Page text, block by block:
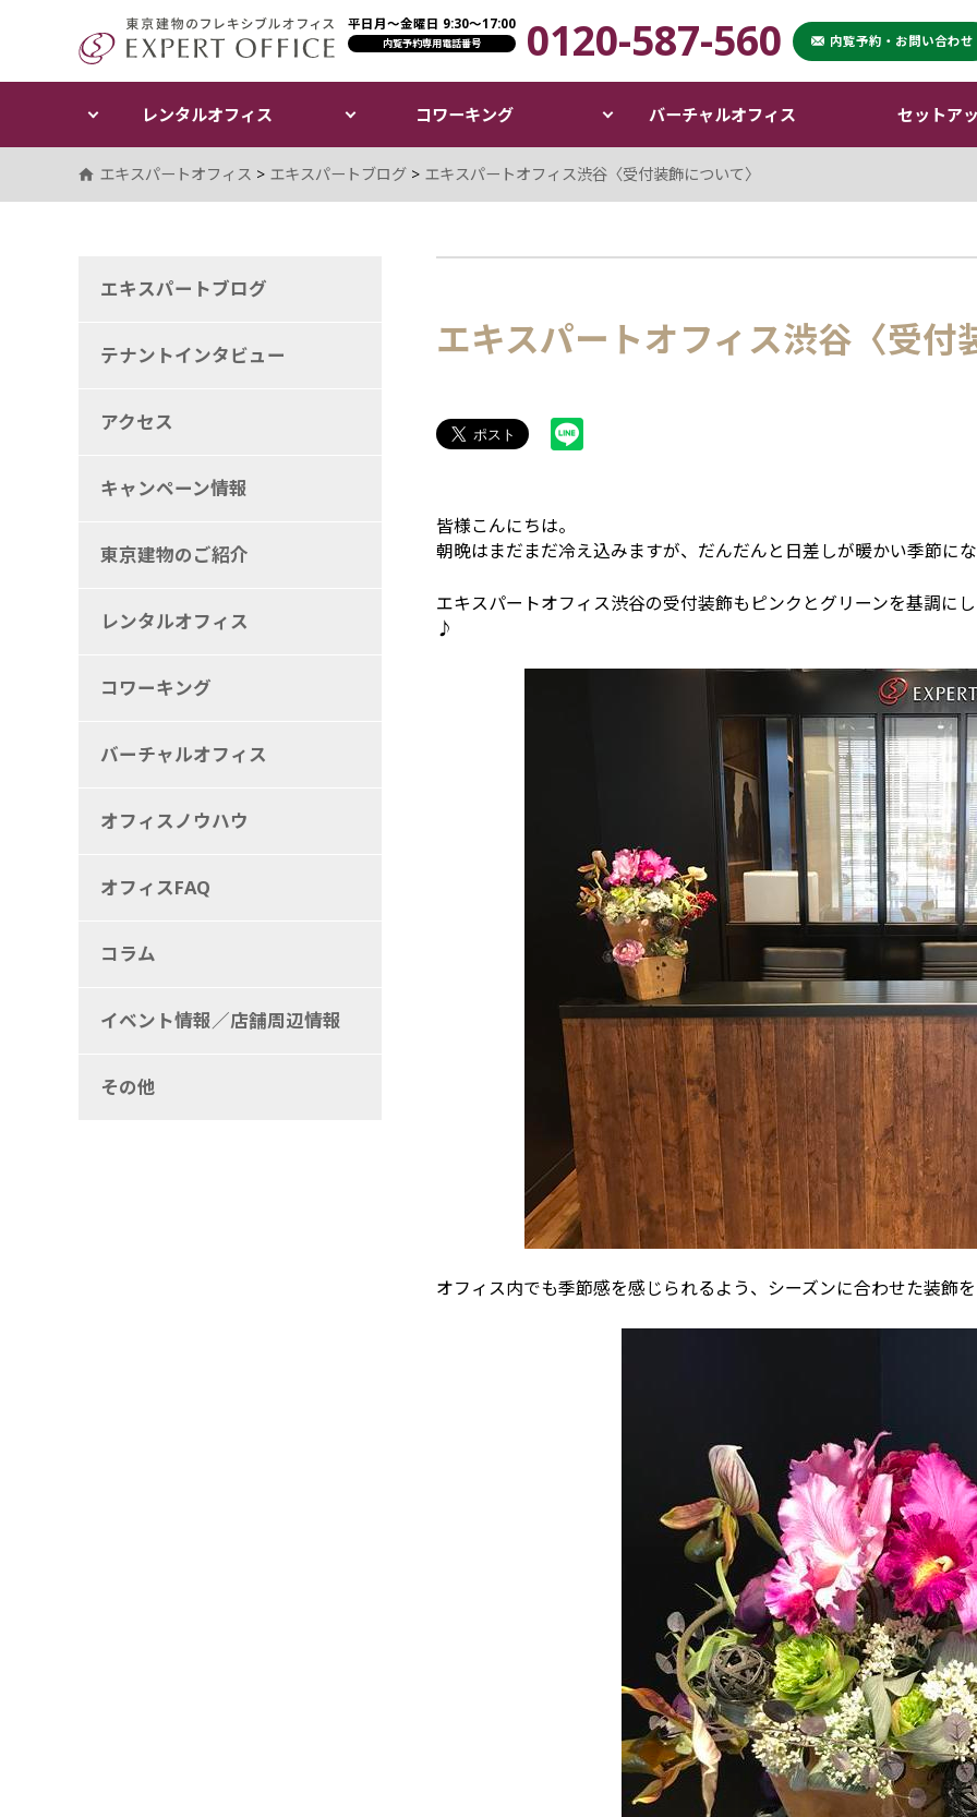
レンタルオフィス コワーキング バーチャルオフィス セットア
エキスパートオフィス（EXPERT OFFICE）
平日月〜金曜日 9:30〜17:00
内覧予約専用電話番号 0120-587-560 内覧予約・お問い合わせ
エキスパートオフィス > エキスパートブログ > エキスパートオフィス渋谷〈受付装飾について〉
エキスパートオフィス渋谷〈受付
皆様こんにちは。
朝晩はまだまだ冷え込みますが、だんだんと日差しが暖かい季節に
エキスパートオフィス渋谷の受付装飾もピンクとグリーンを基調に
♪
オフィス内でも季節感を感じられるよう、シーズンに合わせた装飾
エキスパートブログ
テナントインタビュー
アクセス
キャンペーン情報
東京建物のご紹介
レンタルオフィス
コワーキング
バーチャルオフィス
オフィスノウハウ
オフィスFAQ
コラム
イベント情報／店舗周辺情報
その他